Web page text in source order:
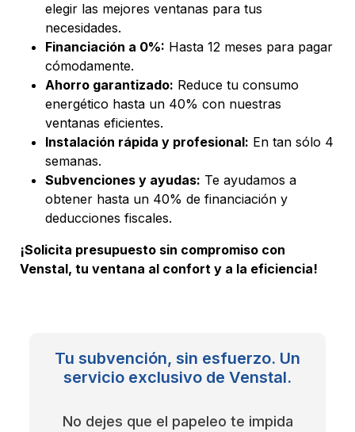
elegir las mejores ventanas para tus
necesidades.
Financiación a 0%: Hasta 12 meses para pagar
cómodamente.
Ahorro garantizado: Reduce tu consumo
energético hasta un 40% con nuestras
ventanas eficientes.
Instalación rápida y profesional: En tan sólo 4
semanas.
Subvenciones y ayudas: Te ayudamos a
obtener hasta un 40% de financiación y
deducciones fiscales.
¡Solicita presupuesto sin compromiso con
Venstal, tu ventana al confort y a la eficiencia!
Tu subvención, sin esfuerzo. Un
servicio exclusivo de Venstal.
No dejes que el papeleo te impida